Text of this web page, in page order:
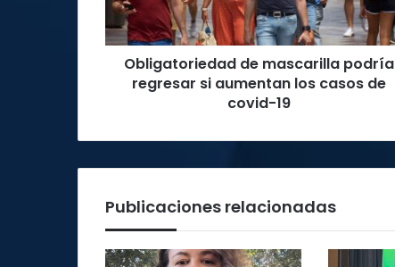
aumentan
los
casos
covid-
Obligatoriedad de mascarilla podría
regresar si aumentan los casos de
covid-19
Publicaciones relacionadas